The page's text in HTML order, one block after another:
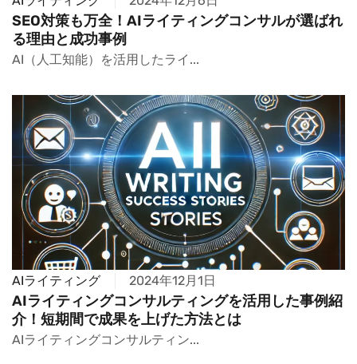
SEO対策も万全！AIライティングコンサルが選ばれ
る理由と成功事例
AI（人工知能）を活用したライ...
AIライティング 2024年12月1日
AIライティングコンサルティングを活用した事例紹
介！短期間で成果を上げた方法とは
AIライティングコンサルティン...